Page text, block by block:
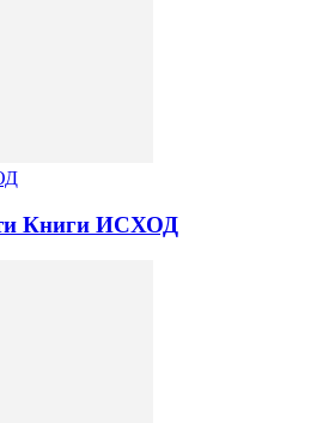
Книги ИСХОД